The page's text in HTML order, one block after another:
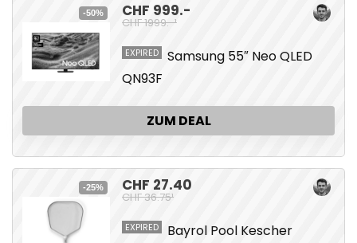
-50% CHF 999.-
CHF 1999.-¹
EXPIRED
Samsung 55″ Neo QLED
QN93F
ZUM DEAL
-25% CHF 27.40
CHF 36.75¹
EXPIRED Bayrol Pool Kescher